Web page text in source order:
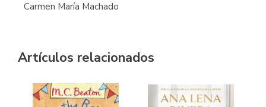
Carmen María Machado
Artículos relacionados